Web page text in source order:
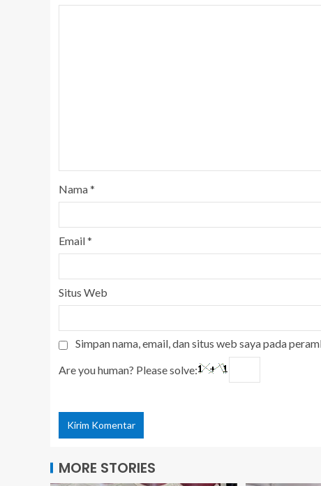
Nama*
Email*
Situs Web
Simpan nama, email, dan situs web saya pada
Are you human? Please solve:
MORE STORIES